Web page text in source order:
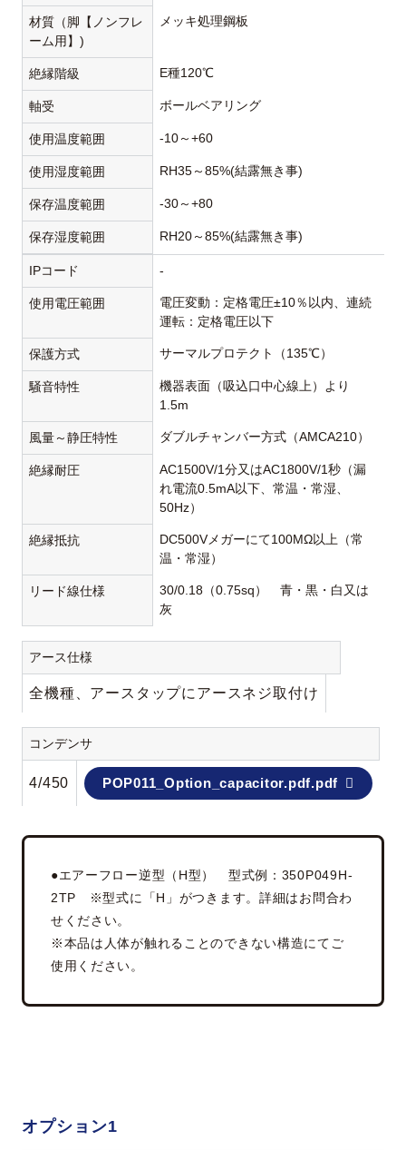
材質（脚【ノンフレ
ーム用】)
メッキ処理鋼板
絶縁階級 E種120℃
軸受 ボールベアリング
使用温度範囲 -10～+60
使用湿度範囲 RH35～85%(結露無き事)
保存温度範囲 -30～+80
保存湿度範囲 RH20～85%(結露無き事)
IPコード -
使用電圧範囲
電圧変動：定格電圧±10％以内、連続
運転：定格電圧以下
保護方式 サーマルプロテクト（135℃）
騒音特性
機器表面（吸込口中心線上）より
1.5m
風量～静圧特性 ダブルチャンバー方式（AMCA210）
絶縁耐圧
AC1500V/1分又はAC1800V/1秒（漏
れ電流0.5mA以下、常温・常湿、
50Hz）
絶縁抵抗
DC500Vメガーにて100MΩ以上（常
温・常湿）
リード線仕様
30/0.18（0.75sq） 青・黒・白又は
灰
アース仕様
全機種、アースタップにアースネジ取付け
コンデンサ
4/450 POP011_Option_capacitor.pdf.pdf
●エアーフロー逆型（H型） 型式例：350P049H-
2TP ※型式に「H」がつきます。詳細はお問合わ
せください。
※本品は人体が触れることのできない構造にてご
使用ください。
オプション1